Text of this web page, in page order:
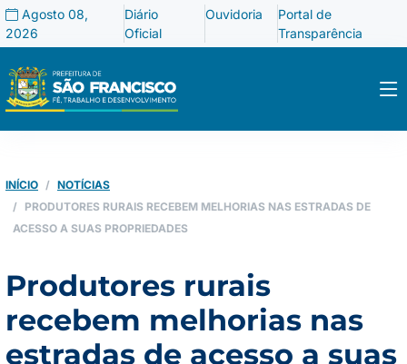
Agosto 08,
2026
Diário
Oficial
Ouvidoria
Portal de
Transparência
INÍCIO
NOTÍCIAS
PRODUTORES RURAIS RECEBEM MELHORIAS NAS ESTRADAS DE
ACESSO A SUAS PROPRIEDADES
Produtores rurais
recebem melhorias nas
estradas de acesso a suas